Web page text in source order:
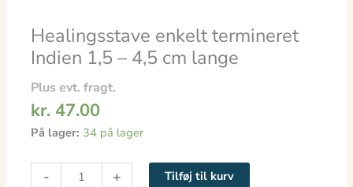
Healingsstave enkelt termineret
Indien 1,5 – 4,5 cm lange
Plus evt. fragt.
kr. 47.00
På lager: 34 på lager
-
termineret
Indien
1,5
-
4,5
cm
lange
antal
+ Tilføj til kurv